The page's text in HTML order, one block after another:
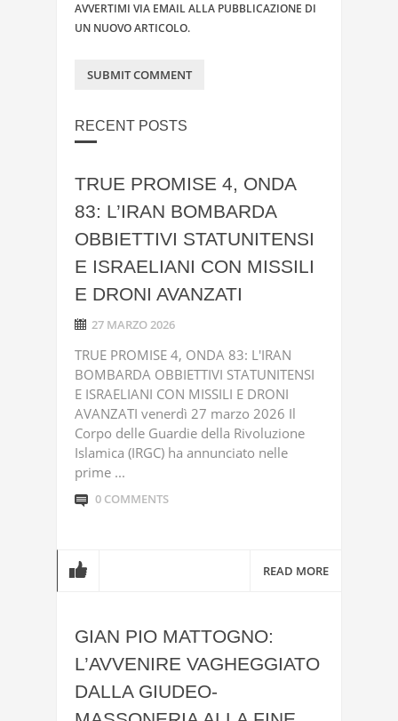
AVVERTIMI VIA EMAIL ALLA PUBBLICAZIONE DI
UN NUOVO ARTICOLO.
RECENT POSTS
TRUE PROMISE 4, ONDA
83: L’IRAN BOMBARDA
OBBIETTIVI STATUNITENSI
E ISRAELIANI CON MISSILI
E DRONI AVANZATI
27 MARZO 2026
TRUE PROMISE 4, ONDA 83: L'IRAN
BOMBARDA OBBIETTIVI STATUNITENSI
E ISRAELIANI CON MISSILI E DRONI
AVANZATI venerdì 27 marzo 2026 Il
Corpo delle Guardie della Rivoluzione
Islamica (IRGC) ha annunciato nelle
prime ...
0 COMMENTS
READ MORE
GIAN PIO MATTOGNO:
L’AVVENIRE VAGHEGGIATO
DALLA GIUDEO-